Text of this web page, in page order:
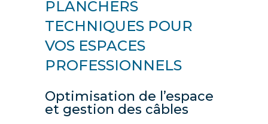
PLANCHERS
TECHNIQUES POUR
VOS ESPACES
PROFESSIONNELS
Optimisation de l’espace
et gestion des câbles